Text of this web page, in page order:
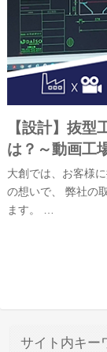
【設計】抜型
は？～動画工
大創では、お客様
の想いで、 弊社の
ます。 …
サイト内キー